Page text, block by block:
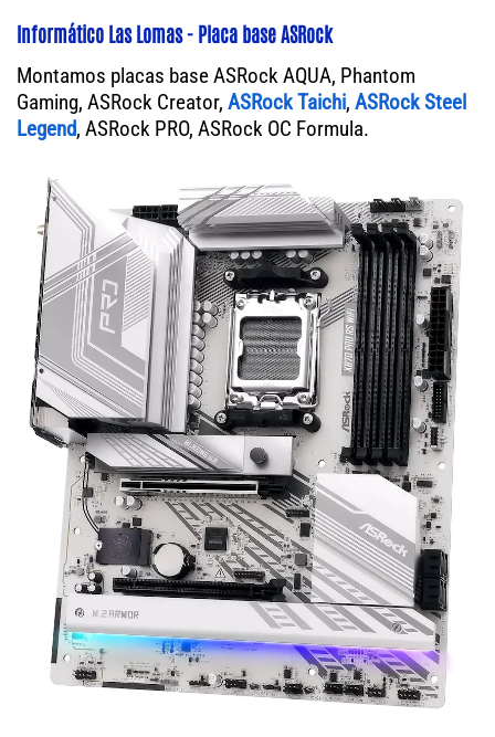
Informático Las Lomas - Placa base ASRock
Montamos placas base ASRock AQUA, Phantom
Gaming, ASRock Creator, ASRock Taichi, ASRock Steel
Legend, ASRock PRO, ASRock OC Formula.